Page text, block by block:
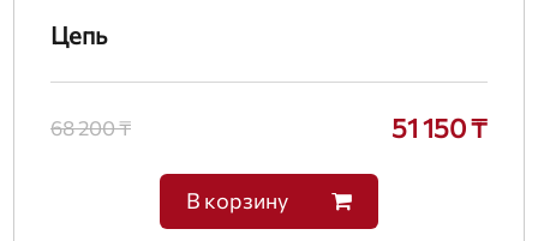
Цепь
68 200 ₸ 51 150 ₸
В корзину